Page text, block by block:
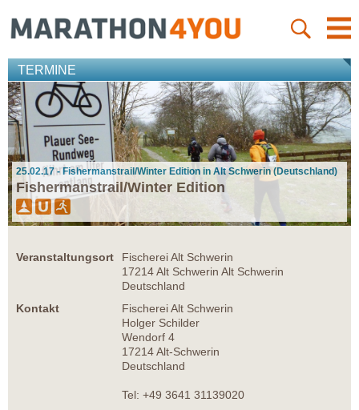
TERMINE
25.02.17 - Fishermanstrail/Winter Edition in Alt Schwerin (Deutschland)
Fishermanstrail/Winter Edition
Veranstaltungsort
Fischerei Alt Schwerin
17214 Alt Schwerin Alt Schwerin
Deutschland
Kontakt
Fischerei Alt Schwerin
Holger Schilder
Wendorf 4
17214 Alt-Schwerin
Deutschland
Tel: +49 3641 31139020